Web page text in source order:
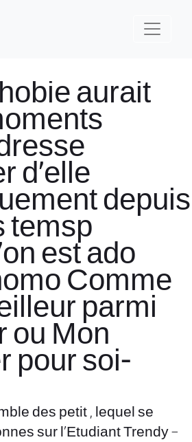
aurait
d’elle
depuis
temsp
est ado
Comme
parmi
ou Mon
pour soi-
des petit , lequel se
sur l’Etudiant Trendy –